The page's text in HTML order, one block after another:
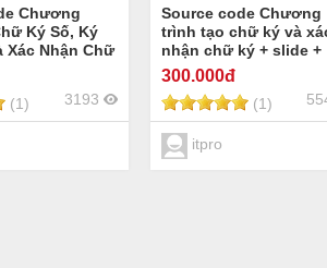
Chương
Ký Số, Ký
Xác Nhận Chữ
(1) 3193
Source code Chương
trình tạo chữ ký và
nhận chữ ký + slide +
hướng dẫn
300.000đ
(1)
itpro